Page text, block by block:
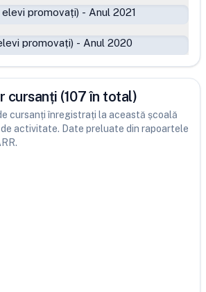
elevi promovați) - Anul 2021
promovați) - Anul 2020
cursanți (107 în total)
cursanți înregistrați la această școală
activitate. Date preluate din rapoartele